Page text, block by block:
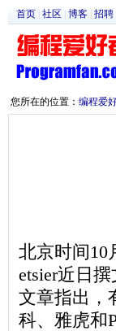
首页 社区 博客 招聘
您所在的位置： 编程爱
北京时间10
etsier近日
文章指出，
科、雅虎和